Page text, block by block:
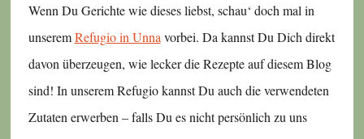
Wenn Du Gerichte wie dieses liebst, schau‘ doch mal in
unseremRefugio in Unna vorbei. Da kannst Du Dich direkt
davon überzeugen, wie lecker die Rezepte auf diesem Blog
sind! In unserem Refugio kannst Du auch die verwendeten
Zutaten erwerben – falls Du es nicht persönlich zu uns